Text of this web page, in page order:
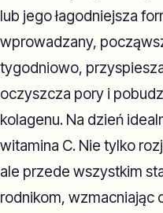
lub jego łagodniejsza
wprowadzany,
tygodniowo,
oczyszcza pory i
kolagenu. Na dzień
witamina C. Nie tylko
ale przede wszystkim
rodnikom, wzmacniając